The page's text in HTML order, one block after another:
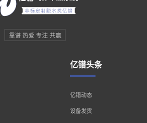
靠谱 热爱 专注 共赢
亿镨头条
亿镨动态
设备发货